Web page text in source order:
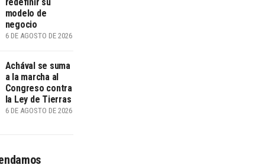
modelo de
negocio
6 DE AGOSTO DE 2026
Achával se suma
a la marcha al
Congreso contra
la Ley de Tierras
6 DE AGOSTO DE 2026